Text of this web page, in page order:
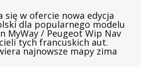
się w ofercie nowa edycja
dla popularnego modelu
MyWay / Peugeot Wip Nav
tych francuskich aut.
najnowsze mapy zima